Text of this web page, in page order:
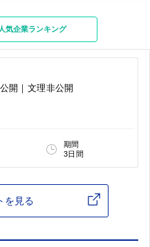
気企業ランキング
開｜文理非公開
期間
3日間
を見る